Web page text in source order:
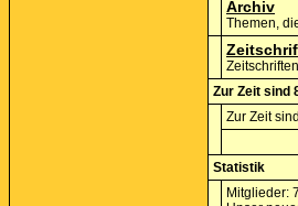
Archiv
Themen,
Zur Zeit sind
Zur Zeit
Statistik
Mitglieder: